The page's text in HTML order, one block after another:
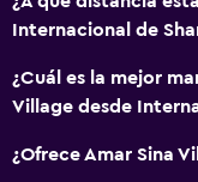
Aire acondicionado
Internacional de
¿Cuál es la mejor
Village desde
¿Ofrece Amar Sina